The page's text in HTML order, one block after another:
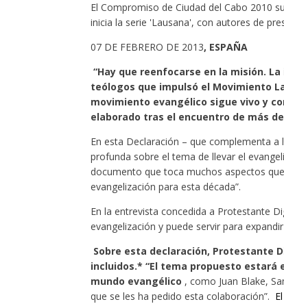
El Compromiso de Ciudad del Cabo 2010
inicia la serie 'Lausana', con autores de
07 DE FEBRERO DE 2013, ESPAÑA
“Hay que reenfocarse en la misión.
teólogos que impulsó el Movimiento
movimiento evangélico sigue vivo y
elaborado tras el encuentro de más
En esta Declaración – que complementa
profunda sobre el tema de llevar el
documento que toca muchos aspectos
evangelización para esta década”.
En la entrevista concedida a Protestante
evangelización y puede servir para
Sobre esta declaración, Protestante
incluidos.* “El tema propuesto estará
mundo evangélico , como Juan Blake,
que se les ha pedido esta colaboración”.